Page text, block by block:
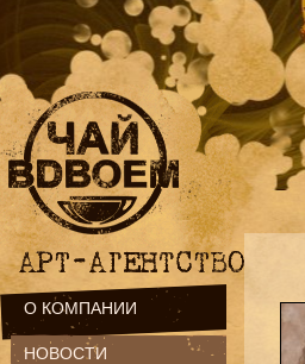
О КОМПАНИИ
НОВОСТИ